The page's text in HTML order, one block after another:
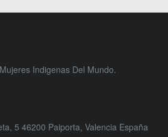
Indigenas Del Mundo.
5 46200 Paiporta, Valencia España